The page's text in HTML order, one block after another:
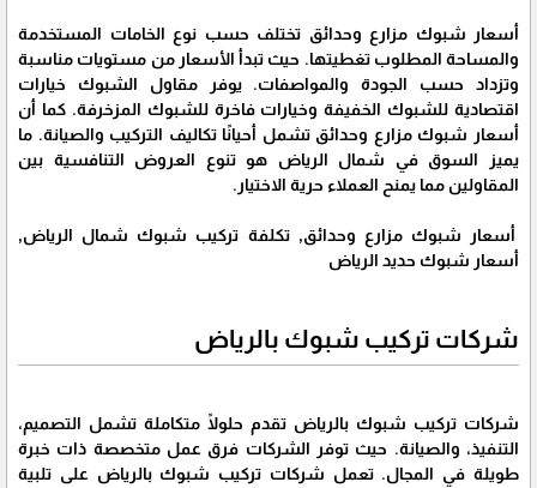
أسعار شبوك مزارع وحدائق تختلف حسب نوع الخامات المستخدمة
والمساحة المطلوب تغطيتها. حيث تبدأ الأسعار من مستويات مناسبة
وتزداد حسب الجودة والمواصفات. يوفر مقاول الشبوك خيارات
اقتصادية للشبوك الخفيفة وخيارات فاخرة للشبوك المزخرفة. كما أن
أسعار شبوك مزارع وحدائق تشمل أحيانًا تكاليف التركيب والصيانة. ما
يميز السوق في شمال الرياض هو تنوع العروض التنافسية بين
المقاولين مما يمنح العملاء حرية الاختيار.
أسعار شبوك مزارع وحدائق, تكلفة تركيب شبوك شمال الرياض,
أسعار شبوك حديد الرياض
شركات تركيب شبوك بالرياض
شركات تركيب شبوك بالرياض تقدم حلولًا متكاملة تشمل التصميم،
التنفيذ، والصيانة. حيث توفر الشركات فرق عمل متخصصة ذات خبرة
طويلة في المجال. تعمل شركات تركيب شبوك بالرياض على تلبية